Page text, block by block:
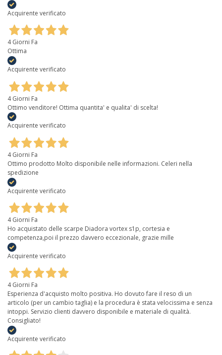
Acquirente verificato
4 Giorni Fa
Ottima
Acquirente verificato
4 Giorni Fa
Ottimo venditore! Ottima quantita' e qualita' di scelta!
Acquirente verificato
4 Giorni Fa
Ottimo prodotto Molto disponibile nelle informazioni. Celeri nella
spedizione
Acquirente verificato
4 Giorni Fa
Ho acquistato delle scarpe Diadora vortex s1p, cortesia e
competenza,poi il prezzo davvero eccezionale, grazie mille
Acquirente verificato
4 Giorni Fa
Esperienza d'acquisto molto positiva. Ho dovuto fare il reso di un
articolo (per un cambio taglia) e la procedura è stata velocissima e senza
intoppi. Servizio clienti davvero disponibile e materiale di qualità.
Consigliato!
Acquirente verificato